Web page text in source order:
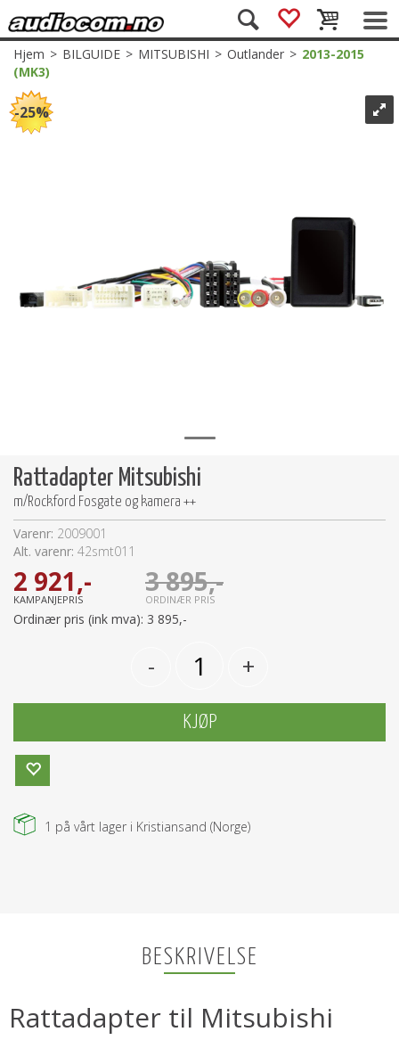
Hjem>BILGUIDE>MITSUBISHI>Outlander>2013-2015
(MK3)
25%
Rattadapter Mitsubishi
m/Rockford Fosgate og kamera ++
Varenr: 2009001
Alt. varenr: 42smt011
2 921,-
KAMPANJEPRIS
3 895,-
ORDINÆR PRIS
Ordinær pris (ink mva): 3 895,-
- +
KJØP
1 på vårt lager i Kristiansand (Norge)
BESKRIVELSE
Rattadapter til Mitsubishi